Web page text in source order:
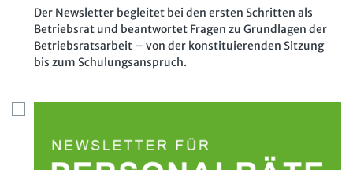
Der Newsletter begleitet bei den ersten Schritten als
Betriebsrat und beantwortet Fragen zu Grundlagen der
Betriebsratsarbeit – von der konstituierenden Sitzung
bis zum Schulungsanspruch.